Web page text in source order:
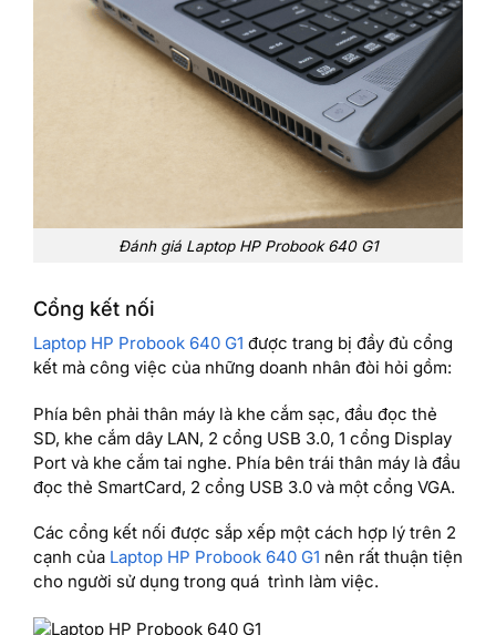
Đánh giá Laptop HP Probook 640 G1
Cổng kết nối
Laptop HP Probook 640 G1 được trang bị đầy đủ cổng
kết mà công việc của những doanh nhân đòi hỏi gồm:
Phía bên phải thân máy là khe cắm sạc, đầu đọc thẻ
SD, khe cắm dây LAN, 2 cổng USB 3.0, 1 cổng Display
Port và khe cắm tai nghe. Phía bên trái thân máy là đầu
đọc thẻ SmartCard, 2 cổng USB 3.0 và một cổng VGA.
Các cổng kết nối được sắp xếp một cách hợp lý trên 2
cạnh của Laptop HP Probook 640 G1 nên rất thuận tiện
cho người sử dụng trong quá trình làm việc.